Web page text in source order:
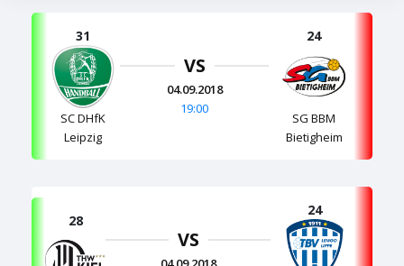
31
SC DHfK
Leipzig
VS
04.09.2018
19:00
24
SG BBM
Bietigheim
28
VS
24